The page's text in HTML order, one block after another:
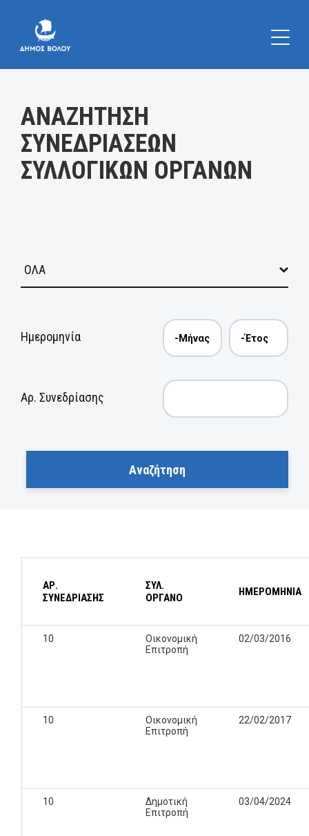
ΑΝΑΖΗΤΗΣΗ
ΣΥΝΕΔΡΙΑΣΕΩΝ
ΣΥΛΛΟΓΙΚΩΝ ΟΡΓΑΝΩΝ
Ημερομηνία
Αρ. Συνεδρίασης
ΑΡ.
ΣΥΝΕΔΡΙΑΣΗΣ
ΣΥΛ.
ΟΡΓΑΝΟ
ΗΜΕΡΟΜΗΝΙΑ
10
Οικονομική
Επιτροπή
02/03/2016
10
Οικονομική
Επιτροπή
22/02/2017
10
Δημοτική
Επιτροπή
03/04/2024